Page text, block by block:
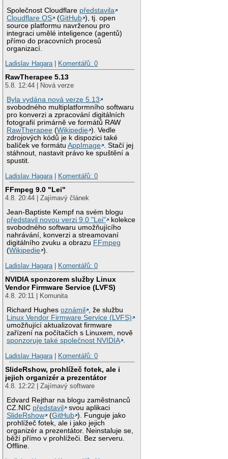
Společnost Cloudflare představila
Cloudflare OS
(GitHub ), tj. open
source platformu navrženou pro
integraci umělé inteligence (agentů)
přímo do pracovních procesů
organizací.
Ladislav Hagara| Komentářů: 0
RawTherapee 5.13
5.8. 12:44 | Nová verze
Byla vydána nová verze 5.13
svobodného multiplatformního softwaru
pro konverzi a zpracování digitálních
fotografií primárně ve formátů RAW
RawTherapee (Wikipedie ). Vedle
zdrojových kódů je k dispozici také
balíček ve formátuAppImage . Stačí jej
stáhnout, nastavit právo ke spuštění a
spustit.
Ladislav Hagara| Komentářů: 0
FFmpeg 9.0 "Lei"
4.8. 20:44 | Zajímavý článek
Jean-Baptiste Kempf na svém blogu
představil novou verzi 9.0 "Lei"
kolekce
svobodného softwaru umožňujícího
nahrávání, konverzi a streamovaní
digitálního zvuku a obrazu FFmpeg
(Wikipedie ).
Ladislav Hagara| Komentářů: 0
NVIDIA sponzorem služby Linux
Vendor Firmware Service (LVFS)
4.8. 20:11 | Komunita
Richard Hughesoznámil
, že službu
Linux Vendor Firmware Service (LVFS)
umožňující aktualizovat firmware
zařízení na počítačích s Linuxem, nově
sponzoruje také společnost NVIDIA .
Ladislav Hagara| Komentářů: 0
SlideRshow, prohlížeč fotek, ale i
jejich organizér a prezentátor
4.8. 12:22 | Zajímavý software
Edvard Rejthar na blogu zaměstnanců
CZ.NIC představil
svou aplikaci
SlideRshow
(GitHub ). Funguje jako
prohlížeč fotek, ale i jako jejich
organizér a prezentátor. Neinstaluje se,
běží přímo v prohlížeči. Bez serveru.
Offline.